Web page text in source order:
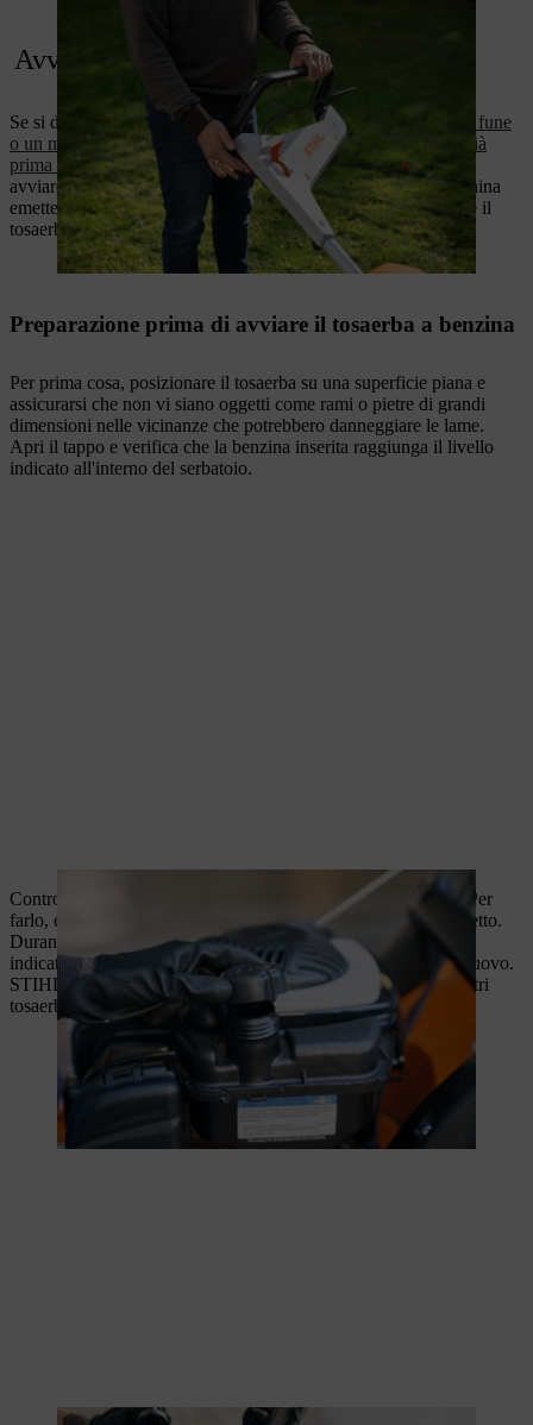
Per avviare il tosaerba a batteria, premere il pulsante di avviamento.
Avvio del tosaerba a benzina
Se si desidera avviare un
tosaerba a benzina con un paranco a fune
o un motorino di avviamento elettrico, la preparazione inizia già
prima dell'avviamento:
controllare la benzina e l'olio prima di
avviare il tosaerba. Se non c'è abbastanza carburante, la macchina
emetterà solo uno scoppiettio fiacco. Per avviare correttamente il
tosaerba, seguire questi consigli.
Preparazione prima di avviare il tosaerba a benzina
Per prima cosa, posizionare il tosaerba su una superficie piana e
assicurarsi che non vi siano oggetti come rami o pietre di grandi
dimensioni nelle vicinanze che potrebbero danneggiare le lame.
Apri il tappo e verifica che la benzina inserita raggiunga il livello
indicato all'interno del serbatoio.
Controllare il livello dell'olio con l'asta indicatrice del livello. Per
farlo, estrarre l'astina di livello dell'olio e pulirla con un fazzoletto.
Durante la rimozione, l'olio deve raggiungere la tacca dell'asta
indicatrice del livello. In caso contrario, rabboccare con olio nuovo.
STIHL mette a disposizione un olio motore specifico per i nostri
tosaerba a benzina.